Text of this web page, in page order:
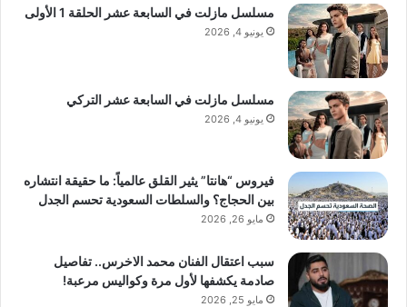
مسلسل مازلت في السابعة عشر الحلقة 1 الأولى
يونيو 4, 2026
مسلسل مازلت في السابعة عشر التركي
يونيو 4, 2026
فيروس “هانتا” يثير القلق عالمياً: ما حقيقة انتشاره
بين الحجاج؟ والسلطات السعودية تحسم الجدل
مايو 26, 2026
سبب اعتقال الفنان محمد الاخرس.. تفاصيل
صادمة يكشفها لأول مرة وكواليس مرعبة!
مايو 25, 2026